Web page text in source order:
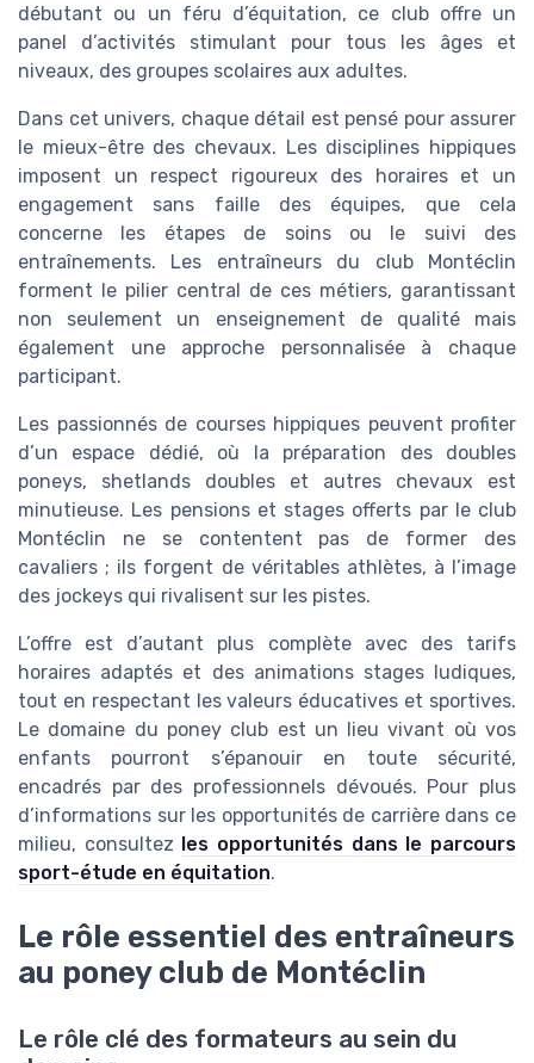
débutant ou un féru d’équitation, ce club offre un
panel d’activités stimulant pour tous les âges et
niveaux, des groupes scolaires aux adultes.
Dans cet univers, chaque détail est pensé pour assurer
le mieux-être des chevaux. Les disciplines hippiques
imposent un respect rigoureux des horaires et un
engagement sans faille des équipes, que cela
concerne les étapes de soins ou le suivi des
entraînements. Les entraîneurs du club Montéclin
forment le pilier central de ces métiers, garantissant
non seulement un enseignement de qualité mais
également une approche personnalisée à chaque
participant.
Les passionnés de courses hippiques peuvent profiter
d’un espace dédié, où la préparation des doubles
poneys, shetlands doubles et autres chevaux est
minutieuse. Les pensions et stages offerts par le club
Montéclin ne se contentent pas de former des
cavaliers ; ils forgent de véritables athlètes, à l’image
des jockeys qui rivalisent sur les pistes.
L’offre est d’autant plus complète avec des tarifs
horaires adaptés et des animations stages ludiques,
tout en respectant les valeurs éducatives et sportives.
Le domaine du poney club est un lieu vivant où vos
enfants pourront s’épanouir en toute sécurité,
encadrés par des professionnels dévoués. Pour plus
d’informations sur les opportunités de carrière dans ce
milieu, consultez les opportunités dans le parcours
sport-étude en équitation.
Le rôle essentiel des entraîneurs
au poney club de Montéclin
Le rôle clé des formateurs au sein du